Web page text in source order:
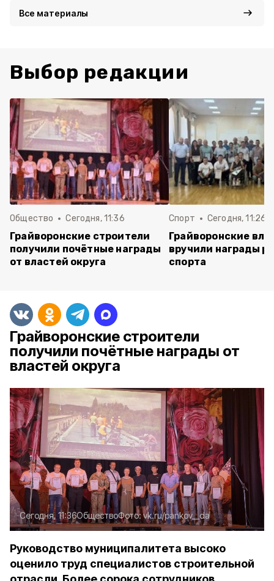
Все материалы
Выбор редакции
Общество Сегодня, 11:36
Грайворонские строители
получили почётные награды
от властей округа
Спорт Сегодня, 11:26
Грайворонские
вручили награды
спорта
Грайворонские строители
получили почётные награды от
властей округа
Сегодня, 11:36ОбществоФото:vk.ru/pankov__da
Руководство муниципалитета высоко
оценило труд специалистов строительной